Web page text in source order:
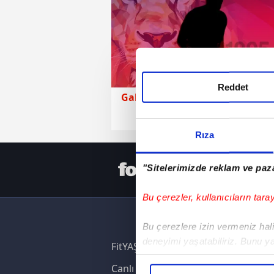
Rıza
"Sitelerimizde reklam ve
Bu çerezler, kullanıcıların
Bu çerezlere izin vermeniz
deneyimi yaşatabiliriz. Bunu
içerikleri sunabilmek adına
Reddet
Galatasaray
HER
FitYAŞA
Canlı Skor